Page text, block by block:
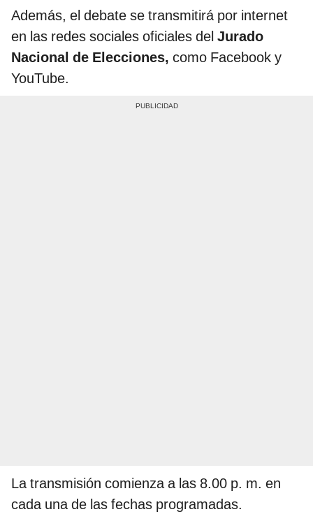
Además, el debate se transmitirá por internet
en las redes sociales oficiales del Jurado
Nacional de Elecciones, como Facebook y
YouTube.
La transmisión comienza a las 8.00 p. m. en
cada una de las fechas programadas.